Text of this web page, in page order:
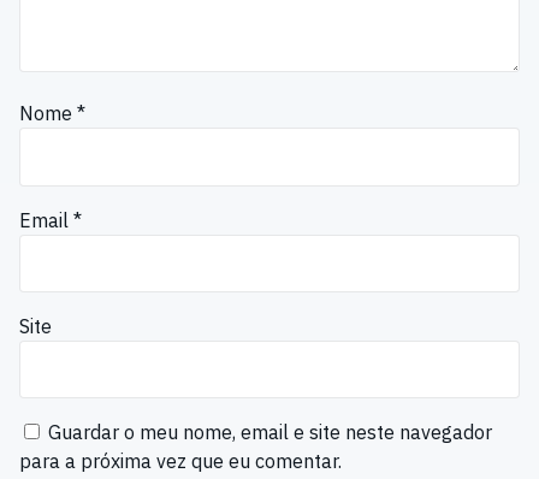
Nome *
Email *
Site
Guardar o meu nome, email e site neste navegador
para a próxima vez que eu comentar.